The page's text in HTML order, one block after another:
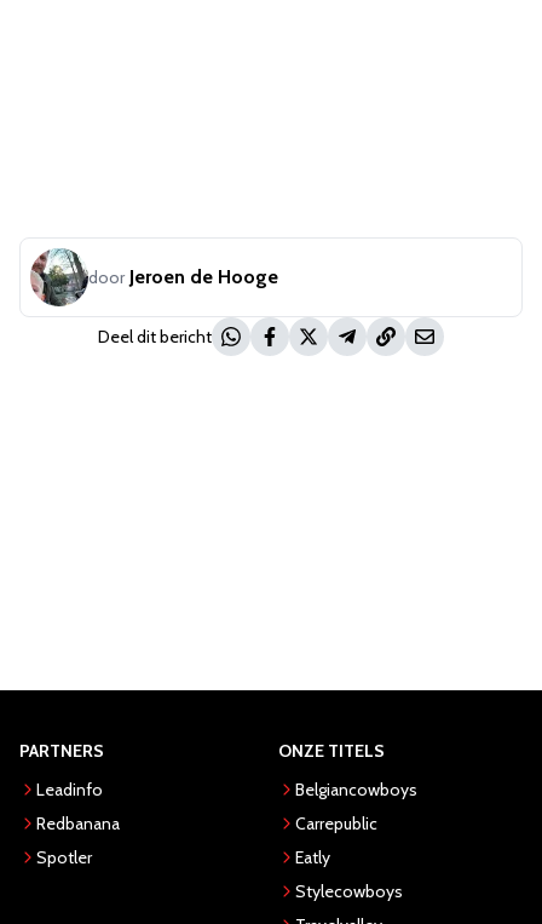
door Jeroen de Hooge
Deel dit bericht
PARTNERS
Leadinfo
Redbanana
Spotler
ONZE TITELS
Belgiancowboys
Carrepublic
Eatly
Stylecowboys